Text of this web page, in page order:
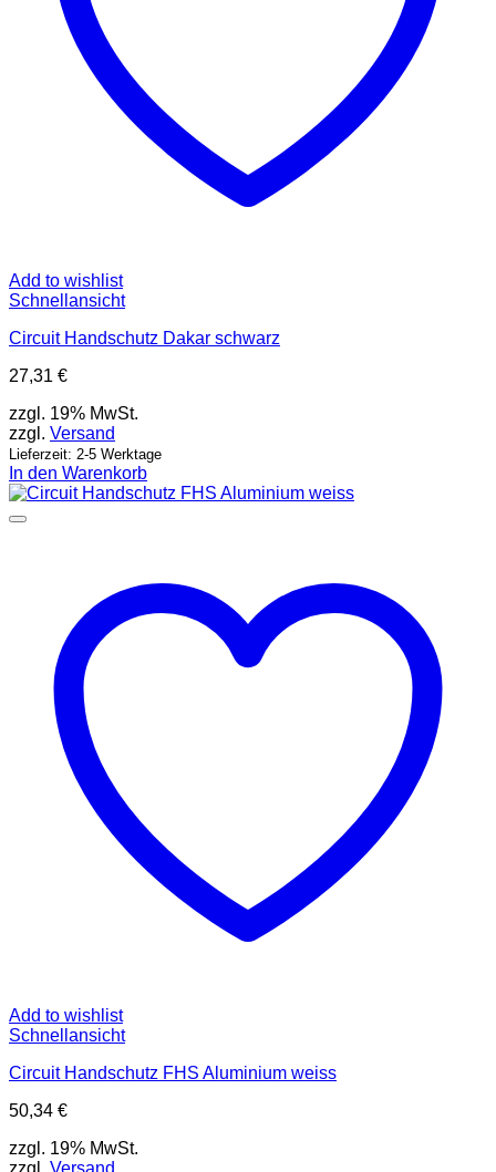
Add to wishlist
Schnellansicht
Circuit Handschutz Dakar schwarz
27,31 €
zzgl. 19% MwSt.
zzgl. Versand
Lieferzeit: 2-5 Werktage
In den Warenkorb
Add to wishlist
Schnellansicht
Circuit Handschutz FHS Aluminium weiss
50,34 €
zzgl. 19% MwSt.